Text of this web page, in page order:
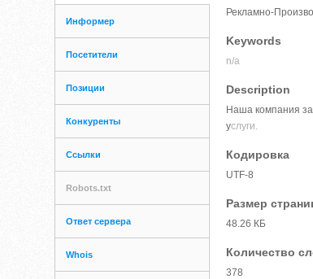
Информер
Посетители
Позиции
Конкуренты
Ссылки
Robots.txt
Ответ сервера
Whois
Рекламно-
Keywords
n/a
Description
Наша компания
услуги.
Кодировка
UTF-8
Размер
48.26 КБ
Количество
378